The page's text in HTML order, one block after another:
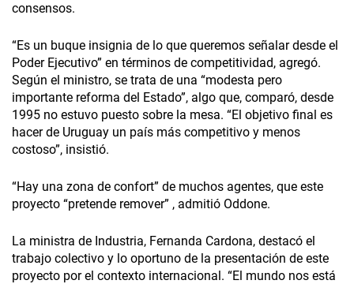
consensos.
“Es un buque insignia de lo que queremos señalar desde el
Poder Ejecutivo” en términos de competitividad, agregó.
Según el ministro, se trata de una “modesta pero
importante reforma del Estado”, algo que, comparó, desde
1995 no estuvo puesto sobre la mesa. “El objetivo final es
hacer de Uruguay un país más competitivo y menos
costoso”, insistió.
“Hay una zona de confort” de muchos agentes, que este
proyecto “pretende remover” , admitió Oddone.
La ministra de Industria, Fernanda Cardona, destacó el
trabajo colectivo y lo oportuno de la presentación de este
proyecto por el contexto internacional. “El mundo nos está